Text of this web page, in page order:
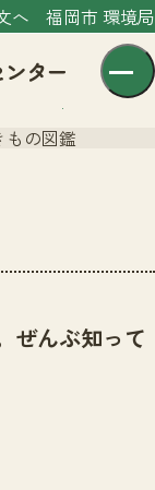
へ 福岡市 環境局
もの図鑑
ぜんぶ知って